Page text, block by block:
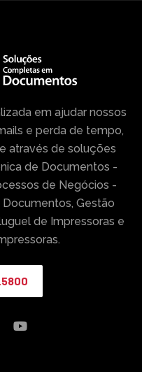
em ajudar nossos
e perda de tempo,
através de soluções
de Documentos -
de Negócios -
Documentos, Gestão
de Impressoras e
